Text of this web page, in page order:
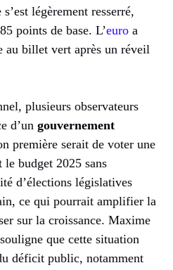
légèrement resserré,
points de base. L’euro a
au billet vert après un réveil
plusieurs observateurs
d’un gouvernement
première serait de voter une
le budget 2025 sans
d’élections législatives
ce qui pourrait amplifier la
sur la croissance. Maxime
que cette situation
déficit public, notamment